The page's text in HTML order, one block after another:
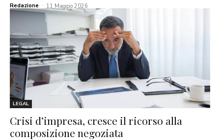
Redazione - 11 Maggio 2026
LEGAL
Crisi d’impresa, cresce il ricorso alla
composizione negoziata